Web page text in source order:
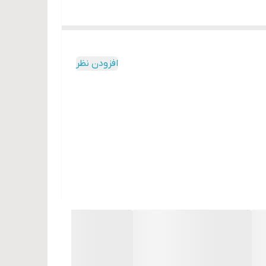
افزودن نظر